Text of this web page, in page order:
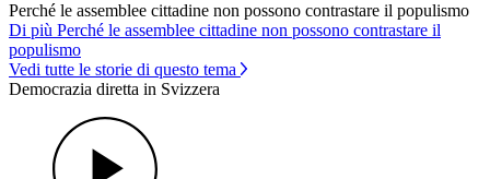
Perché le assemblee cittadine non possono contrastare il populismo
Di più Perché le assemblee cittadine non possono contrastare il
populismo
Vedi tutte le storie di questo tema
Democrazia diretta in Svizzera